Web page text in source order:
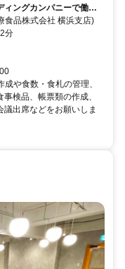
ィングカンパニーで働き
食品株式会社 横浜支店)
分
や食数・食札の管理、
検品、帳票類の作成、
出席などをお願いしま